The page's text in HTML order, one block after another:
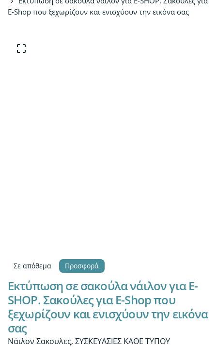
E-Shop που ξεχωρίζουν και ενισχύουν την εικόνα σας
Σε απόθεμα Προσφορά
Εκτύπωση σε σακούλα νάιλον για E-
SHOP. Σακούλες για E-Shop που
ξεχωρίζουν και ενισχύουν την εικόνα
σας
Νάιλον Σακουλες, ΣΥΣΚΕΥΑΣΙΕΣ ΚΑΘΕ ΤΥΠΟΥ